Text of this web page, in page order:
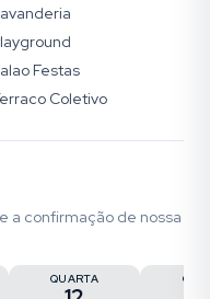
Festas
Coletivo
a confirmação de nossa
QUARTA